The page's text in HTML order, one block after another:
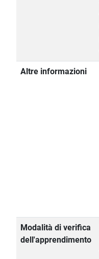
Altre informazioni
Modalità di verifica
dell'apprendimento